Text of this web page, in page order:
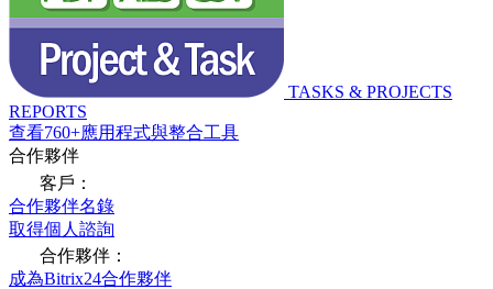
TASKS & PROJECTS
REPORTS
查看760+應用程式與整合工具
合作夥伴
客戶：
合作夥伴名錄
取得個人諮詢
合作夥伴：
成為Bitrix24合作夥伴